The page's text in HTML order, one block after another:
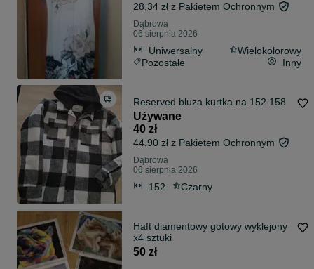
28,34 zł z Pakietem Ochronnym
Dąbrowa
06 sierpnia 2026
Uniwersalny
Wielokolorowy
Pozostałe
Inny
Reserved bluza kurtka na 152 158
Używane
40 zł
44,90 zł z Pakietem Ochronnym
Dąbrowa
06 sierpnia 2026
152 Czarny
Haft diamentowy gotowy wyklejony
x4 sztuki
50 zł